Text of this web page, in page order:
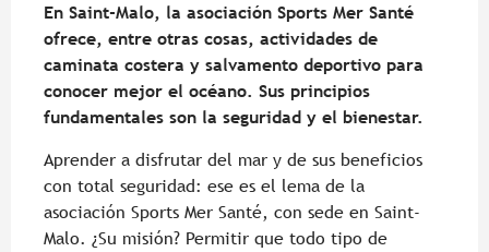
En Saint-Malo, la asociación Sports Mer Santé
ofrece, entre otras cosas, actividades de
caminata costera y salvamento deportivo para
conocer mejor el océano. Sus principios
fundamentales son la seguridad y el bienestar.
Aprender a disfrutar del mar y de sus beneficios
con total seguridad: ese es el lema de la
asociación Sports Mer Santé, con sede en Saint-
Malo. ¿Su misión? Permitir que todo tipo de